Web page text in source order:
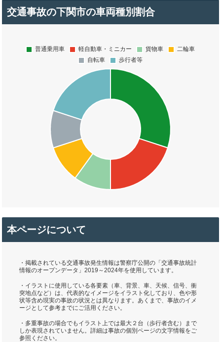
交通事故の下関市の車両種別割合
本ページについて
・掲載されている交通事故発生情報は警察庁公開の「交通事故統計
情報のオープンデータ」2019～2024年を使用しています。
・イラストに使用している各要素（車、背景、車、天候、信号、衝
突地点など）は、代表的なイメージをイラスト化しており、色や形
状等含め現実の事故の状況とは異なります。あくまで、事故のイメ
ージとして参考までにご活用ください。
・多重事故の場合でもイラスト上では最大２台（歩行者含む）まで
しか表現されていません。詳細は事故の個別ページの文字情報をご
参照ください。